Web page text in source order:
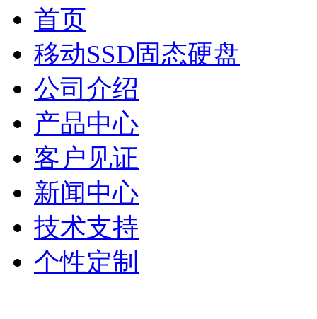
首页
移动SSD固态硬盘
公司介绍
产品中心
客户见证
新闻中心
技术支持
个性定制